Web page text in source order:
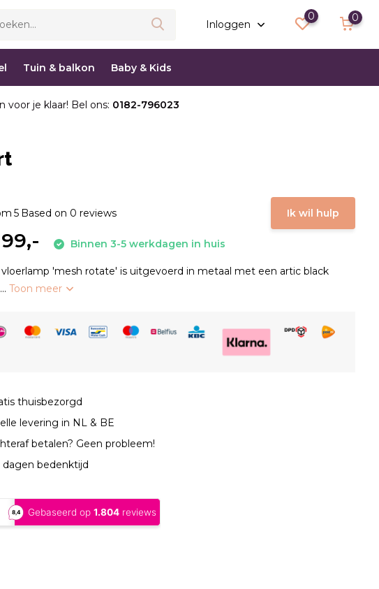
Inloggen
0 0
Tuin & balkon Baby & Kids
voor je klaar! Bel ons: 0182-796023
5 Based on 0 reviews Ik wil hulp
Binnen 3-5 werkdagen in huis
'mesh rotate' is uitgevoerd in metaal met een artic black
Toon meer
thuisbezorgd
levering in NL & BE
betalen? Geen probleem!
dagen bedenktijd